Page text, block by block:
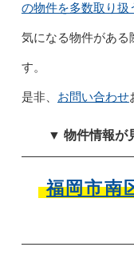
の物件を多数取り扱
気になる物件がある
す。
是⾮、 お問い合わせ
▼ 物件情報が
福岡市南